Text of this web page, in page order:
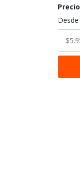
Precio
Desde